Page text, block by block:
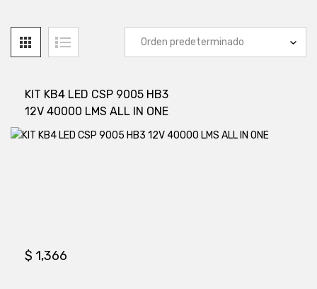
KIT KB4 LED CSP 9005 HB3
12V 40000 LMS ALL IN ONE
$ 1,366